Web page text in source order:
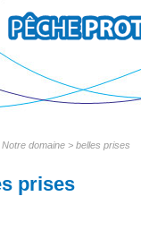
domaine > belles prises
prises